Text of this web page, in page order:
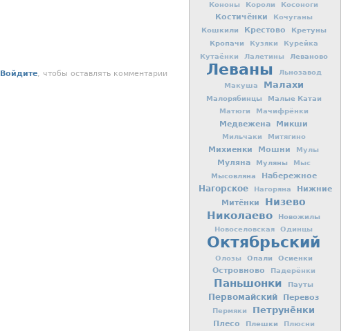
Войдите, чтобы оставлять комментарии
Кононы Короли Косоноги
Костичёнки Кочуганы
Кошкили Крестово
Кретуны
Кропачи
Кузяки
Курейка
Кутаёнки
Лалетины Леваново
Леваны
Льнозавод
Макуша
Малахи
Малорябинцы Малые Катаи
Матюги Мачифрёнки
Медвежена Микши
Мильчаки Митягино
Михиенки Мошни Мулы
Муляна Муляны Мыс
Мысовляна Набережное
Нагорское Нагоряна
Нижние
Митёнки
Низево
Николаево Новожилы
Новоселовская Одинцы
Октябрьский
Олозы Опали Осиенки
Островново Падерёнки
Паньшонки Пауты
Первомайский Перевоз
Пермяки Петрунёнки
Плесо Плешки
Плюсни